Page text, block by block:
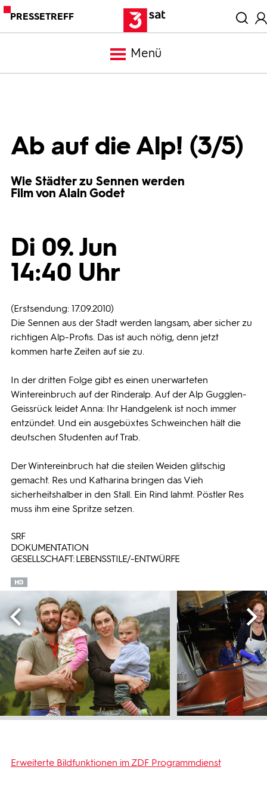
PRESSETREFF
Menü
3sat
Ab auf die Alp! (3/5)
Wie Städter zu Sennen werden
Film von Alain Godet
Di 09. Jun
14:40 Uhr
(Erstsendung: 17.09.2010)
Die Sennen aus der Stadt werden langsam, aber sicher zu
richtigen Alp-Profis. Das ist auch nötig, denn jetzt
kommen harte Zeiten auf sie zu.
In der dritten Folge gibt es einen unerwarteten
Wintereinbruch auf der Rinderalp. Auf der Alp Gugglen-
Geissrück leidet Anna: Ihr Handgelenk ist noch immer
entzündet. Und ein ausgebüxtes Schweinchen hält die
deutschen Studenten auf Trab.
Der Wintereinbruch hat die steilen Weiden glitschig
gemacht. Res und Katharina bringen das Vieh
sicherheitshalber in den Stall. Ein Rind lahmt. Pöstler Res
muss ihm eine Spritze setzen.
SRF
DOKUMENTATION
GESELLSCHAFT: LEBENSSTILE/-ENTWÜRFE
Erweiterte Bildfunktionen im ZDF Programmdienst